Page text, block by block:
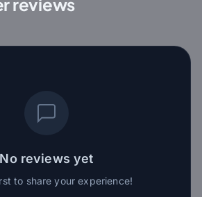
reviews
No reviews yet
to share your experience!